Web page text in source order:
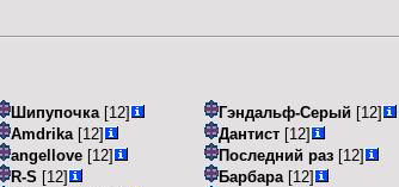
Шипупочка [12]
Amdrika [12]
angellove [12]
R-S [12]
Гэндальф-Серый [12]
Дантист [12]
Последний раз [12]
Барбара [12]